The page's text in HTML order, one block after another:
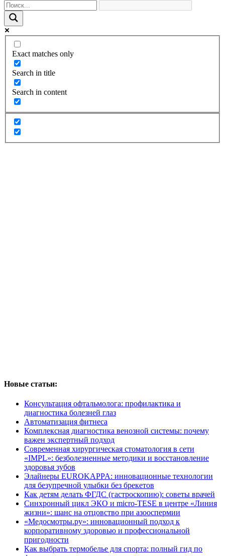
Exact matches only
Search in title
Search in content
Новые статьи:
Консультация офтальмолога: профилактика и
диагностика болезней глаз
Автоматизация фитнеса
Комплексная диагностика венозной системы: почему
важен экспертный подход
Современная хирургическая стоматология в сети
«IMPL»: безболезненные методики и восстановление
здоровья зубов
Элайнеры EUROKAPPA: инновационные технологии
для безупречной улыбки без брекетов
Как детям делать ФГДС (гастроскопию): советы врачей
Синхронный цикл ЭКО и micro-TESE в центре «Линия
жизни»: шанс на отцовство при азооспермии
«Медосмотры.ру»: инновационный подход к
корпоративному здоровью и профессиональной
пригодности
Как выбрать термобелье для спорта: полный гид по